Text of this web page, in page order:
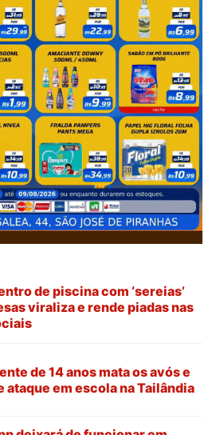
de piscina com ‘sereias’
viraliza e rende piadas nas
de 14 anos mata os avós e
ataque em escola na Tailândia